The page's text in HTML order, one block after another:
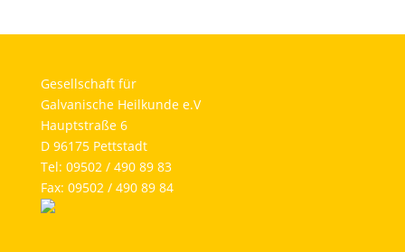
Gesellschaft für
Galvanische Heilkunde e.V
Hauptstraße 6
D 96175 Pettstadt
Tel: 09502 / 490 89 83
Fax: 09502 / 490 89 84